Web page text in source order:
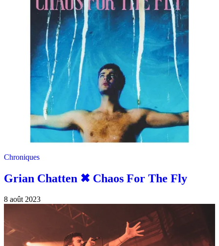
Chroniques
Grian Chatten ✖︎ Chaos For The Fly
8 août 2023